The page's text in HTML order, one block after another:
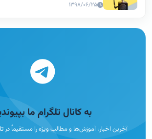
۱۳۹۸/۰۶/۲۵
به کانال تلگرام ما
آخرین اخبار، آموزش‌ها و مطالب ویژه را مستقیماً در